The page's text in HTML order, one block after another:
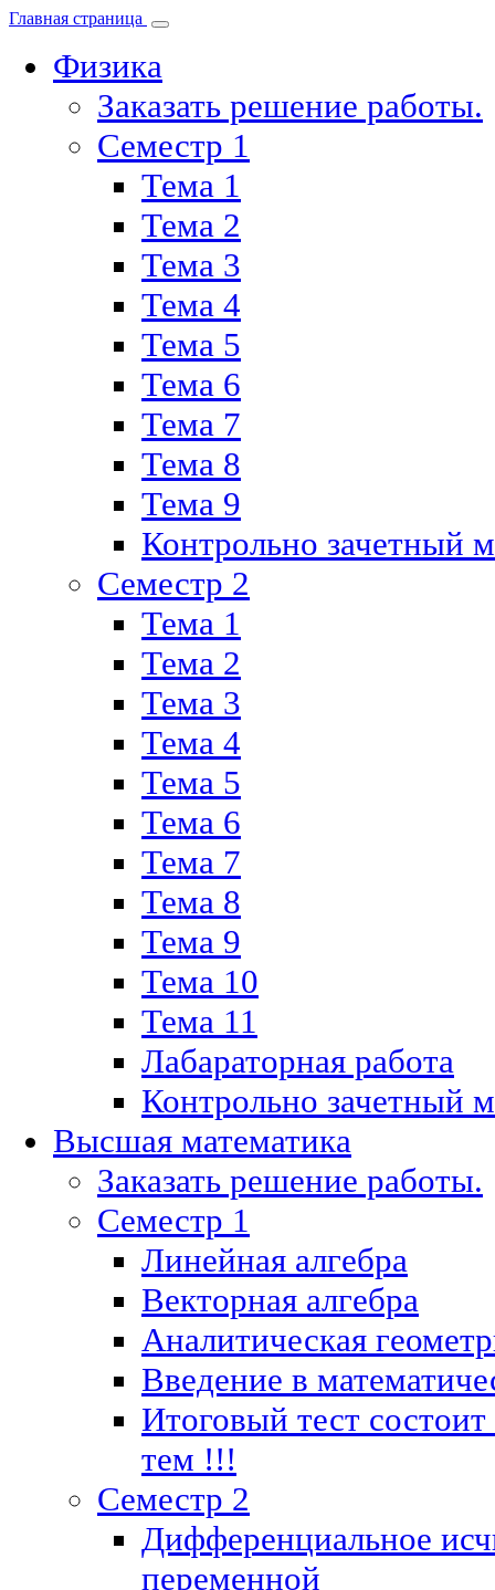
Главная страница
Физика
Заказать решение работы.
Семестр 1
Тема 1
Тема 2
Тема 3
Тема 4
Тема 5
Тема 6
Тема 7
Тема 8
Тема 9
Контрольно зачетный
Семестр 2
Тема 1
Тема 2
Тема 3
Тема 4
Тема 5
Тема 6
Тема 7
Тема 8
Тема 9
Тема 10
Тема 11
Лабараторная работа
Контрольно зачетный
Высшая математика
Заказать решение работы.
Семестр 1
Линейная алгебра
Векторная алгебра
Аналитическая
Введение в
Итоговый тест
тем !!!
Семестр 2
Дифференциальное
переменной